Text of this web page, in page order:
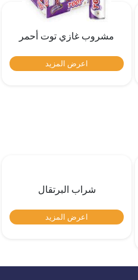
مشروب غازي توت أحمر
اعرض المزيد
شراب البرتقال
اعرض المزيد